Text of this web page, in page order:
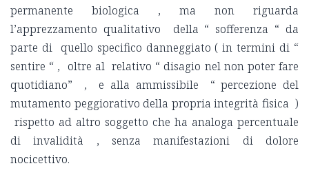
permanente biologica , ma non riguarda
l’apprezzamento qualitativo della “ sofferenza “ da
parte di quello specifico danneggiato ( in termini di “
sentire “ , oltre al relativo “ disagio nel non poter fare
quotidiano” , e alla ammissibile “ percezione del
mutamento peggiorativo della propria integrità fisica )
rispetto ad altro soggetto che ha analoga percentuale
di invalidità , senza manifestazioni di dolore
nocicettivo.